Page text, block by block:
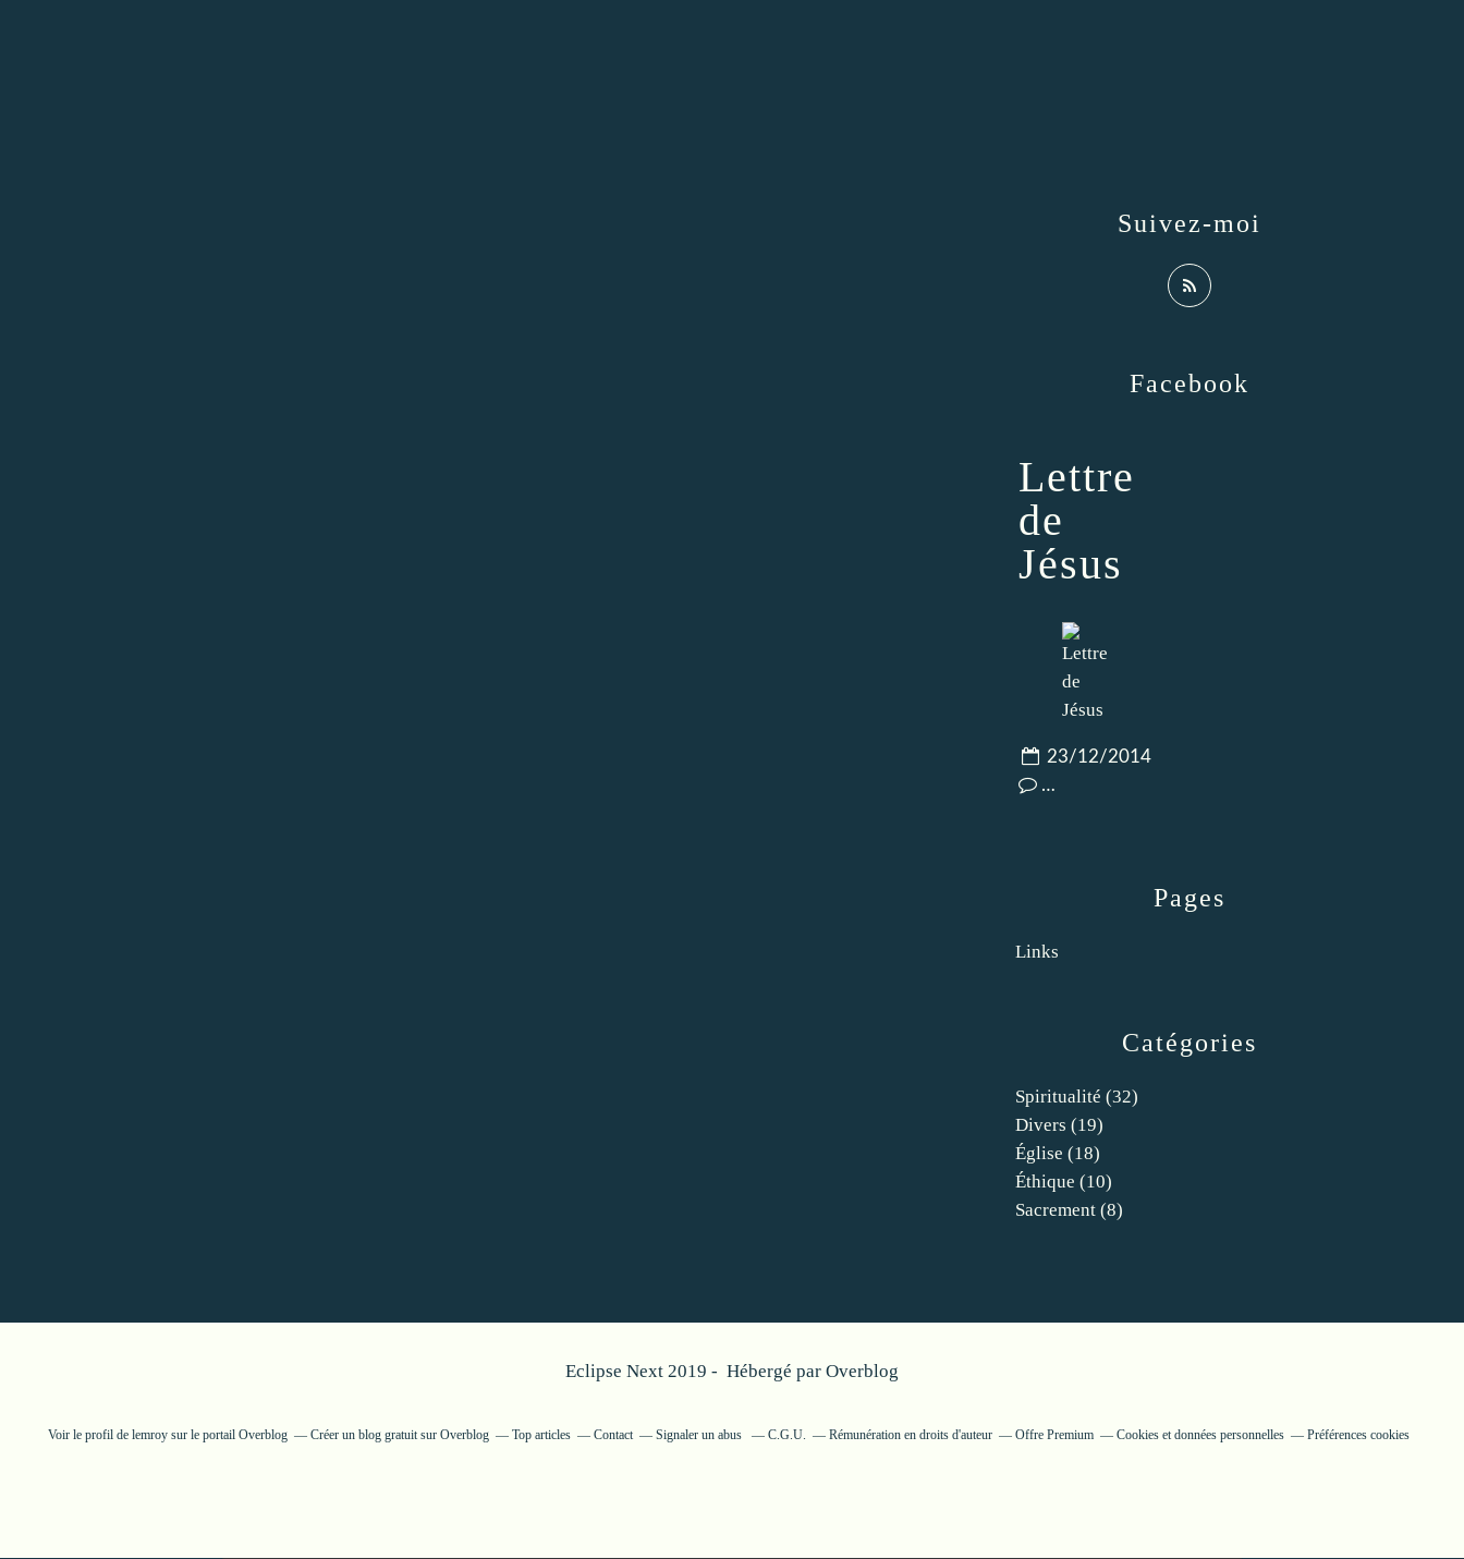
Catégories
Spiritualité (32)
Divers (19)
Église (18)
Éthique (10)
Sacrement (8)
Pages
Links
Suivez-moi
Facebook
Lettre
de
Jésus
23/12/2014
…
Eclipse Next 2019 - Hébergé par Overblog
Voir le profil de lemroy sur le portail Overblog Créer un blog gratuit sur Overblog Top articles Contact Signaler un abus C.G.U. Rémunération en droits d'auteur Offre Premium Cookies et données personnelles Préférences cookies